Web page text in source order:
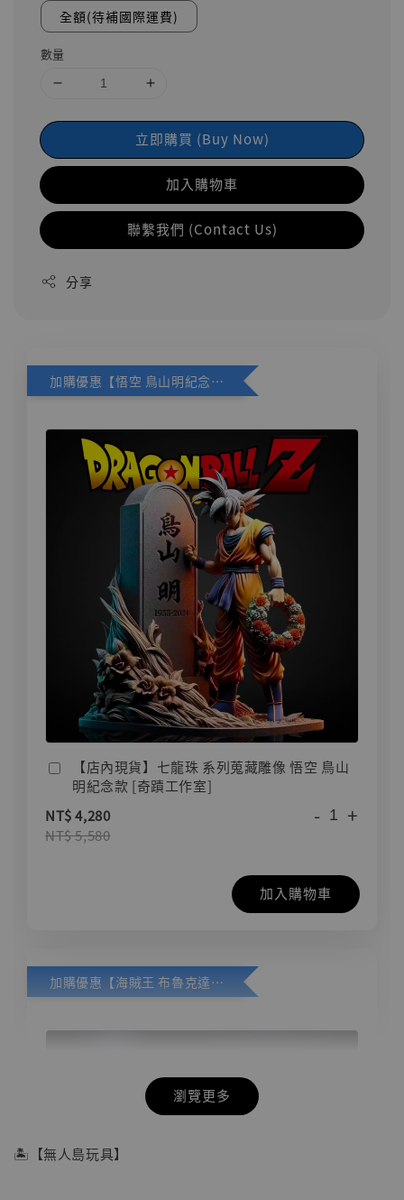
全額(待補國際運費)
數量
立即購買 (Buy Now)
加入購物車
聯繫我們 (Contact Us)
分享
加購優惠【悟空 鳥山明紀念款 [奇蹟工作室]】
【店內現貨】七龍珠 系列蒐藏雕像 悟空 鳥山
明紀念款 [奇蹟工作室]
NT$ 4,280
NT$ 5,580
- +
加入購物車
加購優惠【海賊王 布魯克達摩 [7STARS Studio]】
瀏覽更多
🏝【無人島玩具】